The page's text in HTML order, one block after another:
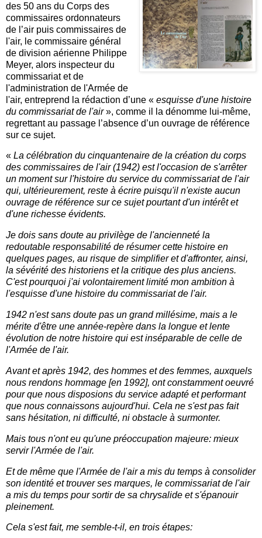
des 50 ans du Corps des
commissaires ordonnateurs
de l’air puis commissaires de
l'air, le commissaire général
de division aérienne Philippe
Meyer, alors inspecteur du
commissariat et de
l'administration de l'Armée de
l'air, entreprend la rédaction d’une « esquisse d'une histoire
du commissariat de l'air», comme il la dénomme lui-même,
regrettant au passage l’absence d’un ouvrage de référence
sur ce sujet.
« La célébration du cinquantenaire de la création du corps
des commissaires de l'air (1942) est l'occasion de s'arrêter
un moment sur l'histoire du service du commissariat de l'air
qui, ultérieurement, reste à écrire puisqu'il n'existe aucun
ouvrage de référence sur ce sujet pourtant d'un intérêt et
d'une richesse évidents.
Je dois sans doute au privilège de l'ancienneté la
redoutable responsabilité de résumer cette histoire en
quelques pages, au risque de simplifier et d'affronter, ainsi,
la sévérité des historiens et la critique des plus anciens.
C'est pourquoi j'ai volontairement limité mon ambition à
l'esquisse d'une histoire du commissariat de l'air.
1942 n'est sans doute pas un grand millésime, mais a le
mérite d'être une année-repère dans la longue et lente
évolution de notre histoire qui est inséparable de celle de
l'Armée de l'air.
Avant et après 1942, des hommes et des femmes, auxquels
nous rendons hommage [en 1992], ont constamment oeuvré
pour que nous disposions du service adapté et performant
que nous connaissons aujourd'hui. Cela ne s'est pas fait
sans hésitation, ni difficulté, ni obstacle à surmonter.
Mais tous n'ont eu qu'une préoccupation majeure: mieux
servir l'Armée de l'air.
Et de même que l'Armée de l'air a mis du temps à consolider
son identité et trouver ses marques, le commissariat de l'air
a mis du temps pour sortir de sa chrysalide et s'épanouir
pleinement.
Cela s'est fait, me semble-t-il, en trois étapes: